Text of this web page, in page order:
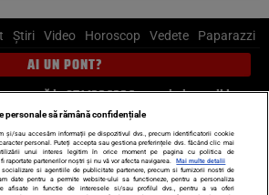
Știri Video Horoscop Vedete Paparazzi
AI UN PONT?
, sună la 0741226226 sau trimite mail la
pont@cancan.ro
Știri externe
Politică
Insula Iubirii Dictionar de vise LIFE STYLE
personale să rămână confidențiale
și/sau accesăm informații pe dispozitivul dvs., precum identificatorii cookie
personal. Puteți accepta sau gestiona preferințele dvs. făcând clic mai
unui interes legitim în orice moment pe pagina cu politica de
raportate partenerilor noștri și nu vă vor afecta navigarea.
Mai multe detalii
si agentiile de publicitate partenere, precum si furnizorii nostri de
date pentru a permite website-ului sa functioneze, pentru a personaliza
afisate in functie de interesele si/sau profilul dvs., pentru a va oferi